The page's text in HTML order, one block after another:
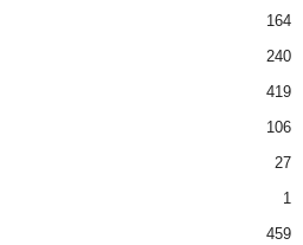
164
240
419
106
27
1
459